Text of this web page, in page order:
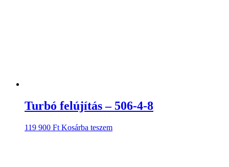
Turbó felújítás – 506-4-8
119 900 Ft Kosárba teszem